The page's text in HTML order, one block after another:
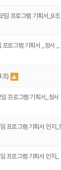
임 프로그램 기획서_9조
로그램 기획서 _정서 _
조)
프로그램 기획서_정서
프로그램 기획서 인지_1
프로그램 기획서 인지_